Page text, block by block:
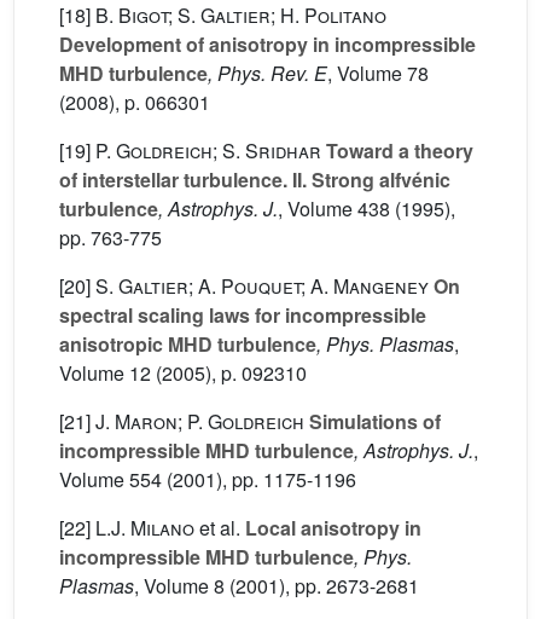
[18] B. Bigot; S. Galtier; H. Politano
Development of anisotropy in incompressible
MHD turbulence, Phys. Rev. E, Volume 78
(2008), p. 066301
[19] P. Goldreich; S. Sridhar Toward a theory
of interstellar turbulence. II. Strong alfvénic
turbulence, Astrophys. J., Volume 438 (1995),
pp. 763-775
[20]S. Galtier; A. Pouquet; A. MangeneyOn
spectral scaling laws for incompressible
anisotropic MHD turbulence, Phys. Plasmas,
Volume 12 (2005), p. 092310
[21]J. Maron; P. Goldreich Simulations of
incompressible MHD turbulence, Astrophys. J.,
Volume 554 (2001), pp. 1175-1196
[22] L.J. Milanoet al. Local anisotropy in
incompressible MHD turbulence, Phys.
Plasmas, Volume 8 (2001), pp. 2673-2681